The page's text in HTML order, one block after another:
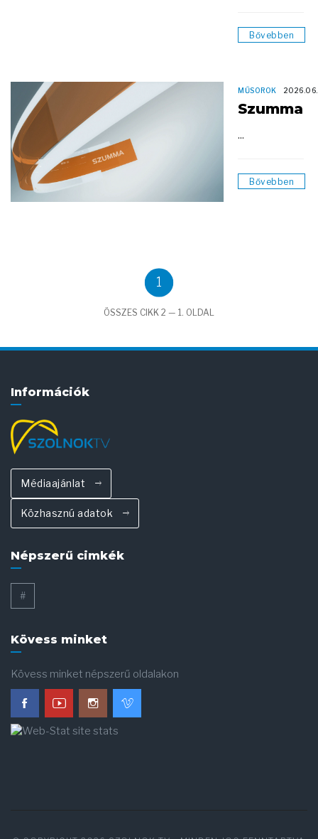
Bővebben
MŰSOROK
Szumma
...
Bővebben
1
ÖSSZES CIKK 2 — 1. OLDAL
Információk
Médiaajánlat
Közhasznú adatok
Népszerű cimkék
#
Kövess minket
Kövess minket népszerű oldalakon